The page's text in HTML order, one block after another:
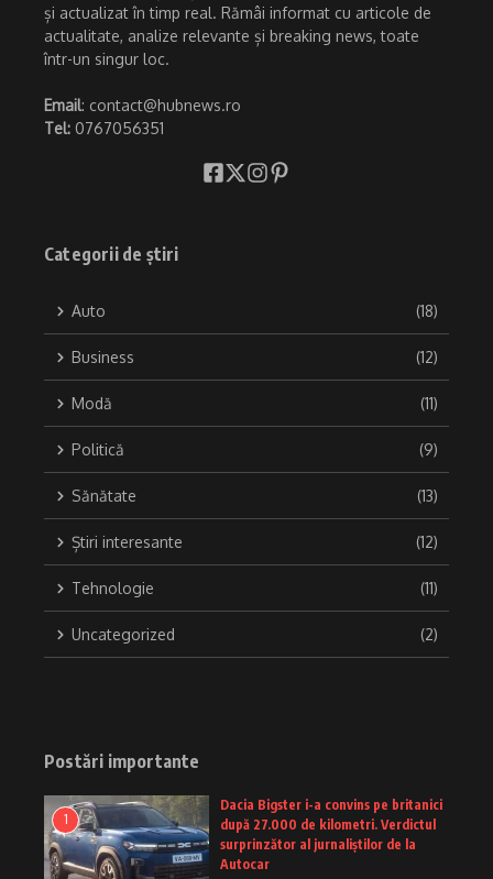
și actualizat în timp real. Rămâi informat cu articole de
actualitate, analize relevante și breaking news, toate
într-un singur loc.
Email: contact@hubnews.ro
Tel: 0767056351
Categorii de știri
Auto (18)
Business (12)
Modă (11)
Politică (9)
Sănătate (13)
Știri interesante (12)
Tehnologie (11)
Uncategorized (2)
Postări importante
1
Dacia Bigster i-a convins pe britanici
după 27.000 de kilometri. Verdictul
surprinzător al jurnaliștilor de la
Autocar